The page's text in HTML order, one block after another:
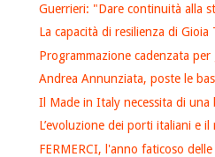
Guerrieri: "Dare continuità alla
La capacità di resilienza di Gioia
Programmazione cadenzata
Andrea Annunziata, poste le
Il Made in Italy necessita di una
L’evoluzione dei porti italiani e
FERMERCI, l'anno faticoso